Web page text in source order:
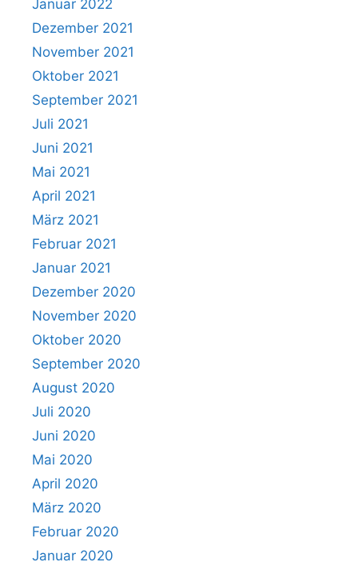
Januar 2022
Dezember 2021
November 2021
Oktober 2021
September 2021
Juli 2021
Juni 2021
Mai 2021
April 2021
März 2021
Februar 2021
Januar 2021
Dezember 2020
November 2020
Oktober 2020
September 2020
August 2020
Juli 2020
Juni 2020
Mai 2020
April 2020
März 2020
Februar 2020
Januar 2020